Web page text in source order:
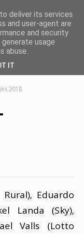
2018
Rural), Eduardo
Landa (Sky),
Valls (Lotto
deliver its services
and user-agent are
and security
usage
abuse.
IT